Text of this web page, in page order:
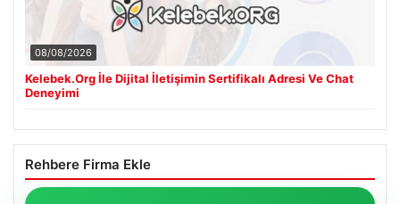
08/08/2026
Kelebek.Org İle Dijital İletişimin Sertifikalı Adresi Ve Chat
Deneyimi
Rehbere Firma Ekle